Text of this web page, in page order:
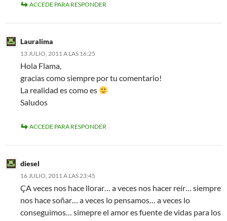
ACCEDE PARA RESPONDER
Lauralima
13 JULIO, 2011 A LAS 16:25
Hola Flama,
gracias como siempre por tu comentario!
La realidad es como es
Saludos
ACCEDE PARA RESPONDER
diesel
16 JULIO, 2011 A LAS 23:45
ÇA veces nos hace llorar… a veces nos hacer reír… siempre
nos hace soñar… a veces lo pensamos… a veces lo
conseguimos… simepre el amor es fuente de vidas para los